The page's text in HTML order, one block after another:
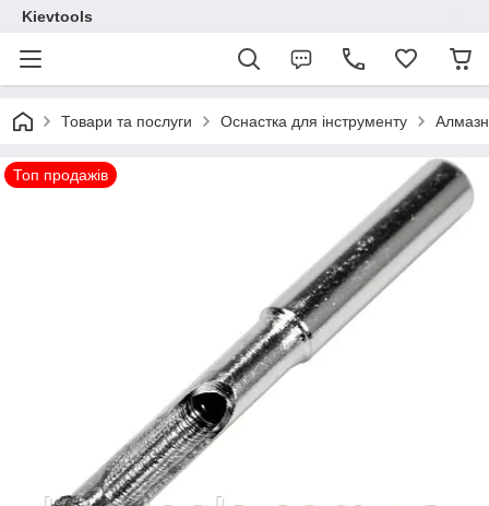
Kievtools
Товари та послуги Оснастка для інструменту
Топ продажів